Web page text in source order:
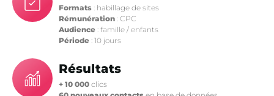
Formats : habillage de sites
Rémunération : CPC
Audience : famille / enfants
Période : 10 jours
Résultats
+ 10 000 clics